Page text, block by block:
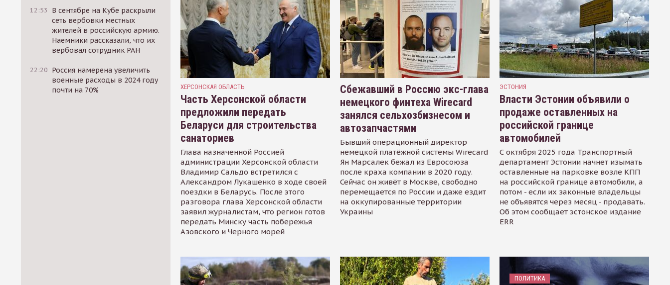
12:53
В сентябре на Кубе раскрыли
сеть вербовки местных
жителей в российскую армию.
Наемники рассказали, что их
вербовал сотрудник РАН
22:20 Россия намерена увеличить
военные расходы в 2024 году
почти на 70%
ХЕРСОНСКАЯ ОБЛАСТЬ
Часть Херсонской области
предложили передать
Беларуси для строительства
санаториев
Глава назначенной Россией
администрации Херсонской области
Владимир Сальдо встретился с
Александром Лукашенко в ходе своей
поездки в Беларусь. После этого
разговора глава Херсонской области
заявил журналистам, что регион готов
передать Минску часть побережья
Азовского и Черного морей
Сбежавший в Россию экс-глава
немецкого финтеха Wirecard
занялся сельхозбизнесом и
автозапчастями
Бывший операционный директор
немецкой платёжной системы Wirecard
Ян Марсалек бежал из Евросоюза
после краха компании в 2020 году.
Сейчас он живёт в Москве, свободно
перемещается по России и даже ездит
на оккупированные территории
Украины
ЭСТОНИЯ
Власти Эстонии объявили о
продаже оставленных на
российской границе
автомобилей
С октября 2025 года Транспортный
департамент Эстонии начнет изымать
оставленные на парковке возле КПП
на российской границе автомобили, а
потом - если их законные владельцы
не объявятся через месяц - продавать.
Об этом сообщает эстонское издание
ERR
ПОЛИТИКА